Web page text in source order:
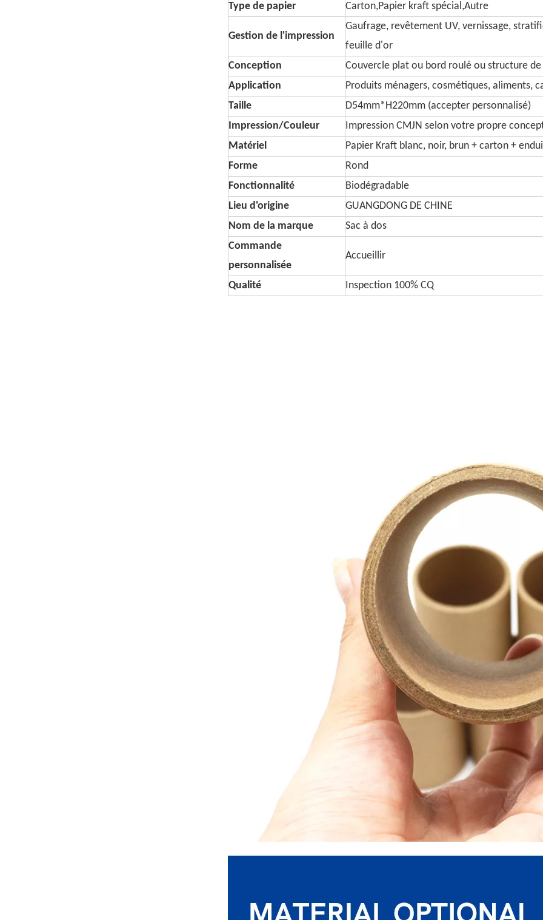
Type de papier
Carton,Papier kraft spécial,Autre
Gestion de l'impression
Gaufrage, revêtement UV, vernissage,
feuille d'or
Conception
Couvercle plat ou bord roulé ou structure
Application
Produits ménagers, cosmétiques, aliments,
Taille
D54mm*H220mm (accepter personnalisé)
Impression/Couleur
Impression CMJN selon votre propre
Matériel
Papier Kraft blanc, noir, brun + carton +
Forme
Rond
Fonctionnalité
Biodégradable
Lieu d'origine
GUANGDONG DE CHINE
Nom de la marque
Sac à dos
Commande
personnalisée
Accueillir
Qualité Inspection 100% CQ